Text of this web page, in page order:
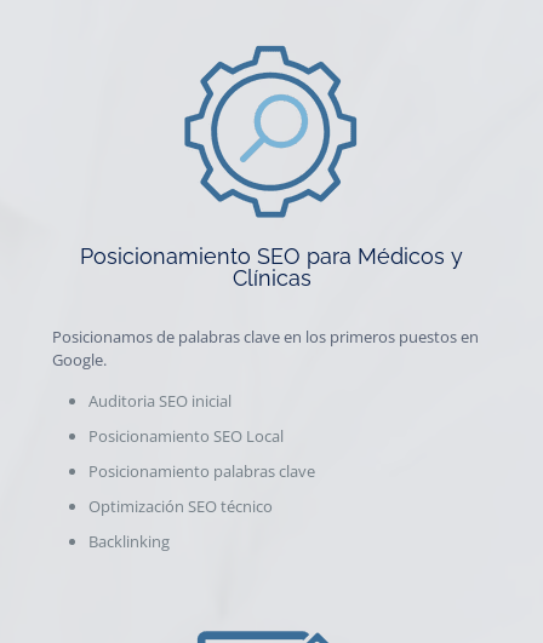
Posicionamiento SEO para Médicos y
Clínicas
Posicionamos de palabras clave en los primeros puestos en
Google.
Auditoria SEO inicial
Posicionamiento SEO Local
Posicionamiento palabras clave
Optimización SEO técnico
Backlinking